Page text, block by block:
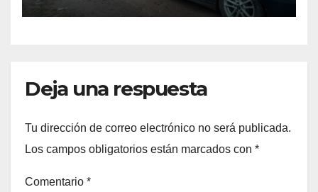
Deja una respuesta
Tu dirección de correo electrónico no será publicada.
Los campos obligatorios están marcados con *
Comentario *